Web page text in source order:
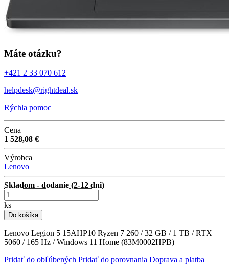
Máte otázku?
+421 2 33 070 612
helpdesk@rightdeal.sk
Rýchla pomoc
Cena
1 528,08 €
Výrobca
Lenovo
Skladom - dodanie (2-12 dni)
ks
Do košíka
Lenovo Legion 5 15AHP10 Ryzen 7 260 / 32 GB / 1 TB / RTX
5060 / 165 Hz / Windows 11 Home (83M0002HPB)
Pridať do obľúbených Pridať do porovnania Doprava a platba